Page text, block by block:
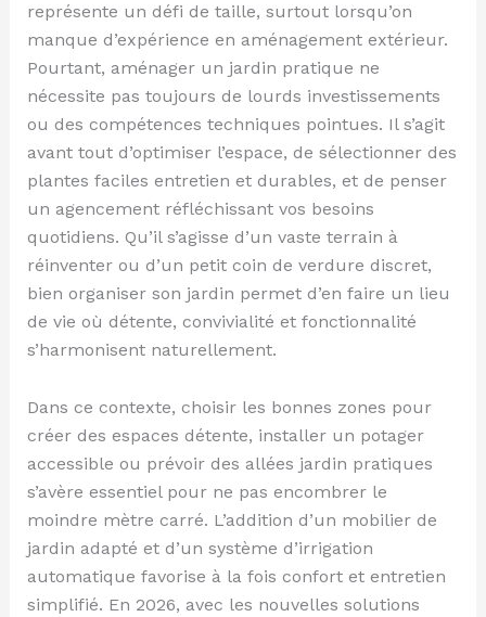
représente un défi de taille, surtout lorsqu’on
manque d’expérience en aménagement extérieur.
Pourtant, aménager un jardin pratique ne
nécessite pas toujours de lourds investissements
ou des compétences techniques pointues. Il s’agit
avant tout d’optimiser l’espace, de sélectionner des
plantes faciles entretien et durables, et de penser
un agencement réfléchissant vos besoins
quotidiens. Qu’il s’agisse d’un vaste terrain à
réinventer ou d’un petit coin de verdure discret,
bien organiser son jardin permet d’en faire un lieu
de vie où détente, convivialité et fonctionnalité
s’harmonisent naturellement.
Dans ce contexte, choisir les bonnes zones pour
créer des espaces détente, installer un potager
accessible ou prévoir des allées jardin pratiques
s’avère essentiel pour ne pas encombrer le
moindre mètre carré. L’addition d’un mobilier de
jardin adapté et d’un système d’irrigation
automatique favorise à la fois confort et entretien
simplifié. En 2026, avec les nouvelles solutions